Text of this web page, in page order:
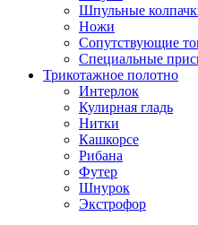
Шпульные
Ножи
Сопутствующие
Специальные
Трикотажное полотно
Интерлок
Кулирная гладь
Нитки
Кашкорсе
Рибана
Футер
Шнурок
Экстрофор